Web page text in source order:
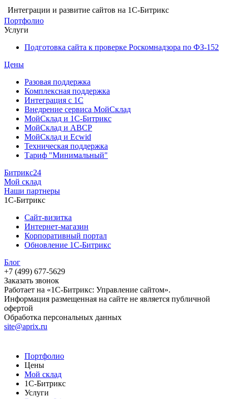
Интеграции и развитие сайтов на 1С-Битрикс
Портфолио
Услуги
Подготовка сайта к проверке Роскомнадзора по ФЗ-152
Цены
Разовая поддержка
Комплексная поддержка
Интеграция с 1С
Внедрение сервиса МойСклад
МойСклад и 1С-Битрикс
МойСклад и ABCP
МойСклад и Ecwid
Техническая поддержка
Тариф "Минимальный"
Битрикс24
Мой склад
Наши партнеры
1С-Битрикс
Сайт-визитка
Интернет-магазин
Корпоративный портал
Обновление 1С-Битрикс
Блог
+7 (499) 677-5629
Заказать звонок
Работает на «1С-Битрикс: Управление сайтом».
Информация размещенная на сайте не является публичной
офертой
Обработка персональных данных
site@aprix.ru
Портфолио
Цены
Мой склад
1С-Битрикс
Услуги